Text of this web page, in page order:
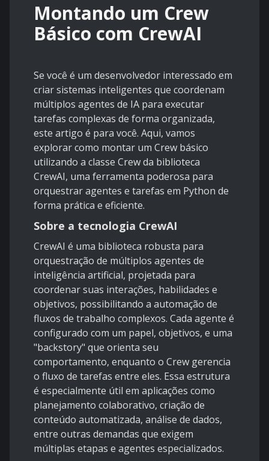
Montando um Crew
Básico com CrewAI
Se você é um desenvolvedor interessado em
criar sistemas inteligentes que coordenam
múltiplos agentes de IA para executar
tarefas complexas de forma organizada,
este artigo é para você. Aqui, vamos
explorar como montar um Crew básico
utilizando a classe Crew da biblioteca
CrewAI, uma ferramenta poderosa para
orquestrar agentes e tarefas em Python de
forma prática e eficiente.
Sobre a tecnologia CrewAI
CrewAI é uma biblioteca robusta para
orquestração de múltiplos agentes de
inteligência artificial, projetada para
coordenar suas interações, habilidades e
objetivos, possibilitando a automação de
fluxos de trabalho complexos. Cada agente é
configurado com um papel, objetivos, e uma
"backstory" que orienta seu
comportamento, enquanto o Crew gerencia
o fluxo de tarefas entre eles. Essa estrutura
é especialmente útil em aplicações como
planejamento colaborativo, criação de
conteúdo automatizada, análise de dados,
entre outras demandas que exigem
múltiplas etapas e agentes especializados.